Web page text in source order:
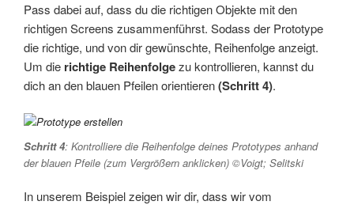
Pass dabei auf, dass du die richtigen Objekte mit den
richtigen Screens zusammenführst. Sodass der Prototype
die richtige, und von dir gewünschte, Reihenfolge anzeigt.
Um die richtige Reihenfolgezu kontrollieren, kannst du
dich an den blauen Pfeilen orientieren(Schritt 4).
Schritt 4: Kontrolliere die Reihenfolge deines Prototypes anhand
der blauen Pfeile (zum Vergrößern anklicken) ©Voigt; Selitski
In unserem Beispiel zeigen wir dir, dass wir vom